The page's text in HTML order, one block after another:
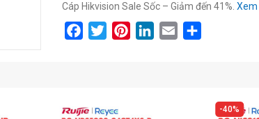
Cáp Hikvision Sale Sốc – Giảm đến 41%.
FacebookTwitterPinterestLinkedIn
Email
40%